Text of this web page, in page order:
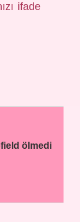
ifade
ölmedi